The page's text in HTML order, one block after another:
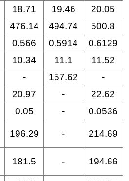
18.71 19.46
20.05
476.14 494.74
500.8
0.566 0.5914
0.6129
10.34 11.1
11.52
- 157.62
-
20.97 -
22.62
0.05 -
0.0536
196.29 - 214.69
181.5 - 194.66